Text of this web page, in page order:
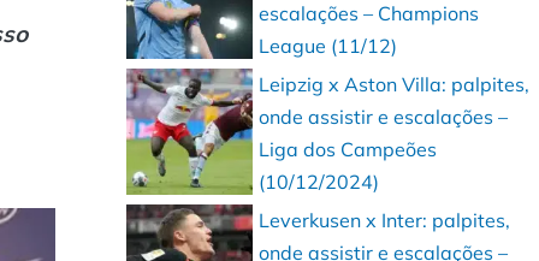
escalações – Champions
League (11/12)
Leipzig x Aston Villa: palpites,
onde assistir e escalações –
Liga dos Campeões
(10/12/2024)
Leverkusen x Inter: palpites,
onde assistir e escalações –